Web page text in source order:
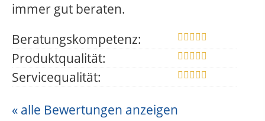
immer gut beraten.
Beratungskompetenz:
Produktqualität:
Servicequalität:
« alle Bewertungen anzeigen